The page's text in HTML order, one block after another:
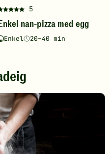
5
stjerner.
nan-pizza med egg
Enkel 20–40 min